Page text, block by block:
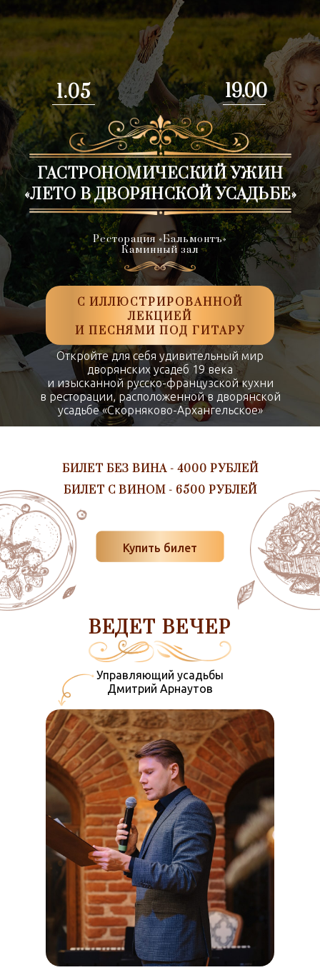
1.05 19.00
Откройте для себя удивительный мир дворянских
19 века и изысканной русско-французской кухни
в ресторации, расположенной в дворянской усадьбе
«Скорняково-Архангельское»
С ИЛЛЮСТРИРОВАННОЙ
ЛЕКЦИЕЙ
И ПЕСНЯМИ ПОД ГИТАРУ
Откройте для себя удивительный мир
дворянских усадеб 19 века
и изысканной русско-французской кухни
в ресторации, расположенной в дворянской
усадьбе «Скорняково-Архангельское»
ГАСТРОНОМИЧЕСКИЙ УЖИН
«ЛЕТО В ДВОРЯНСКОЙ УСАДЬБЕ»
Ресторация «Бальмонтъ»
Каминный зал
Купить билет
БИЛЕТ БЕЗ ВИНА - 4000 РУБЛЕЙ
БИЛЕТ С ВИНОМ - 6500 РУБЛЕЙ
ВЕДЕТ ВЕЧЕР
Управляющий усадьбы
Дмитрий Арнаутов